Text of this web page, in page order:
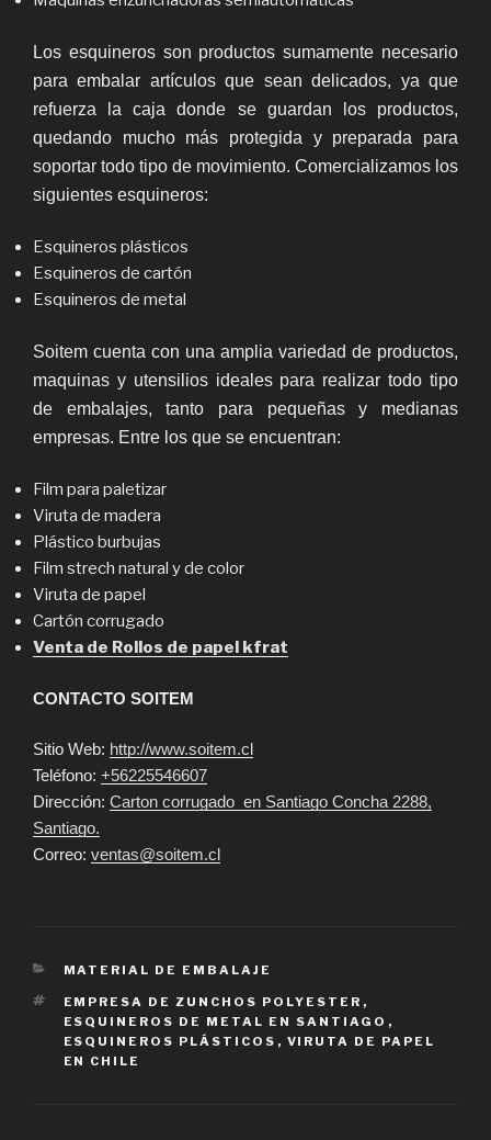
Los esquineros son productos sumamente necesario
para embalar artículos que sean delicados, ya que
refuerza la caja donde se guardan los productos,
quedando mucho más protegida y preparada para
soportar todo tipo de movimiento. Comercializamos los
siguientes esquineros:
Esquineros plásticos
Esquineros de cartón
Esquineros de metal
Soitem cuenta con una amplia variedad de productos,
maquinas y utensilios ideales para realizar todo tipo
de embalajes, tanto para pequeñas y medianas
empresas. Entre los que se encuentran:
Film para paletizar
Viruta de madera
Plástico burbujas
Film strech natural y de color
Viruta de papel
Cartón corrugado
Venta de Rollos de papel kfrat
CONTACTO SOITEM
Sitio Web: http://www.soitem.cl
Teléfono: +56225546607
Dirección: Carton corrugado en Santiago Concha 2288,
Santiago.
Correo: ventas@soitem.cl
CATEGORIES
MATERIAL DE EMBALAJE
TAGS
EMPRESA DE ZUNCHOS POLYESTER ,
ESQUINEROS DE METAL EN SANTIAGO ,
ESQUINEROS PLÁSTICOS , VIRUTA DE PAPEL
EN CHILE